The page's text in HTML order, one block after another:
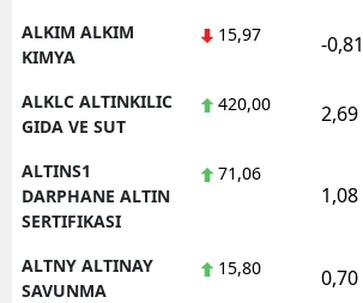
ALKIM ALKIM
KIMYA
15,97 -0,81
ALKLC ALTINKILIC
GIDA VE SUT
420,00 2,69
ALTINS1
DARPHANE ALTIN
SERTIFIKASI
71,06
1,08
ALTNY ALTINAY
SAVUNMA
15,80 0,70